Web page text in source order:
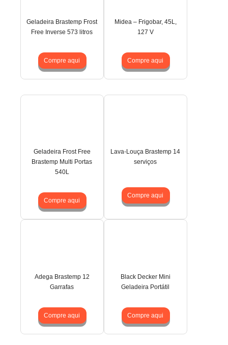
Geladeira Brastemp Frost
Free Inverse 573 litros
Compre aqui
Midea – Frigobar, 45L,
127 V
Compre aqui
Geladeira Frost Free
Brastemp Multi Portas
540L
Compre aqui
Lava-Louça Brastemp 14
serviços
Compre aqui
Adega Brastemp 12
Garrafas
Compre aqui
Black Decker Mini
Geladeira Portátil
Compre aqui